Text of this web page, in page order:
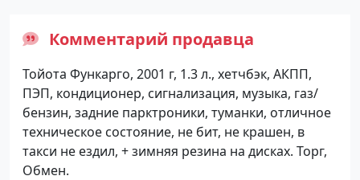
Комментарий продавца
Тойота Функарго, 2001 г, 1.3 л., хетчбэк, АКПП,
ПЭП, кондиционер, сигнализация, музыка, газ/
бензин, задние парктроники, туманки, отличное
техническое состояние, не бит, не крашен, в
такси не ездил, + зимняя резина на дисках. Торг,
Обмен.